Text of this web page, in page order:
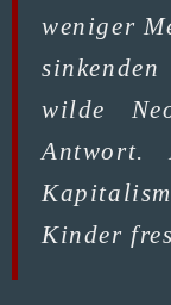
weni­ger
wil­de
Ant­wort.
Kin­der